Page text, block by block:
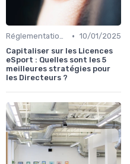
Réglementations & Licences • 10/01/2025
Capitaliser sur les Licences
eSport : Quelles sont les 5
meilleures stratégies pour
les Directeurs ?